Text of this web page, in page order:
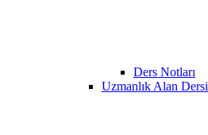
Ders Notları
Uzmanlık Alan Dersi